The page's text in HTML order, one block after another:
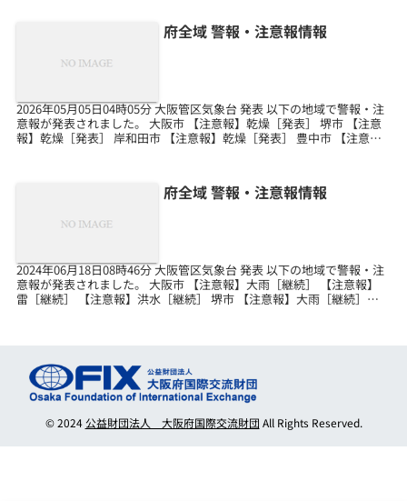
府全域 警報・注意報情報
2026年05月05日04時05分 大阪管区気象台 発表 以下の地域で警報・注
意報が発表されました。 大阪市 【注意報】乾燥［発表］ 堺市 【注意
報】乾燥［発表］ 岸和田市 【注意報】乾燥［発表］ 豊中市 【注意
府全域 警報・注意報情報
2024年06月18日08時46分 大阪管区気象台 発表 以下の地域で警報・注
意報が発表されました。 大阪市 【注意報】大雨［継続］ 【注意報】
雷［継続］ 【注意報】洪水［継続］ 堺市 【注意報】大雨［継続］
© 2024公益財団法人 大阪府国際交流財団 All Rights Reserved.